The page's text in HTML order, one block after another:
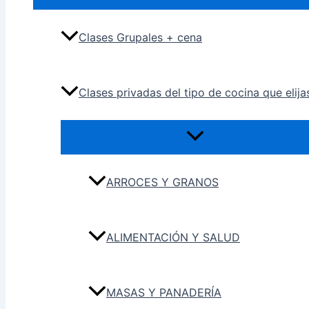
Clases Grupales + cena
Clases privadas del tipo de cocina que
ARROCES Y GRANOS
ALIMENTACIÓN Y SALUD
MASAS Y PANADERÍA